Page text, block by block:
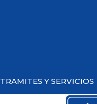
TRAMITES Y SERVICIOS